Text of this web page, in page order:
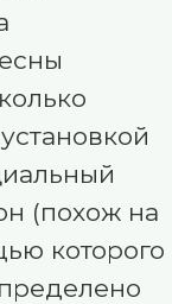
(похож на
которого